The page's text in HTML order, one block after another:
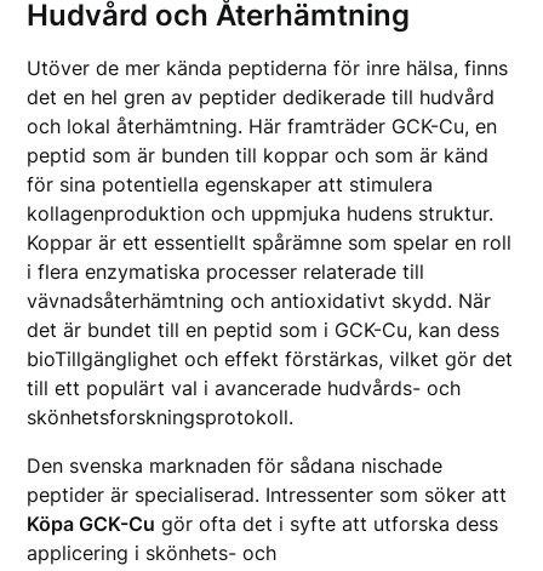
Hudvård och Återhämtning
Utöver de mer kända peptiderna för inre hälsa, finns
det en hel gren av peptider dedikerade till hudvård
och lokal återhämtning. Här framträder GCK-Cu, en
peptid som är bunden till koppar och som är känd
för sina potentiella egenskaper att stimulera
kollagenproduktion och uppmjuka hudens struktur.
Koppar är ett essentiellt spårämne som spelar en roll
i flera enzymatiska processer relaterade till
vävnadsåterhämtning och antioxidativt skydd. När
det är bundet till en peptid som i GCK-Cu, kan dess
bioTillgänglighet och effekt förstärkas, vilket gör det
till ett populärt val i avancerade hudvårds- och
skönhetsforskningsprotokoll.
Den svenska marknaden för sådana nischade
peptider är specialiserad. Intressenter som söker att
Köpa GCK-Cu gör ofta det i syfte att utforska dess
applicering i skönhets- och